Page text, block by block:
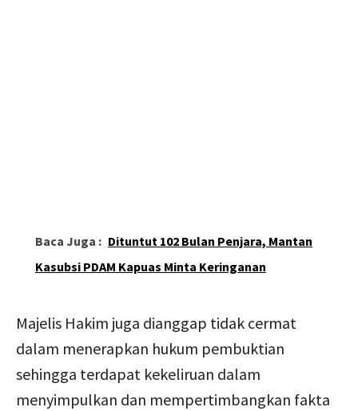
Baca Juga : Dituntut 102 Bulan Penjara, Mantan
Kasubsi PDAM Kapuas Minta Keringanan
Majelis Hakim juga dianggap tidak cermat
dalam menerapkan hukum pembuktian
sehingga terdapat kekeliruan dalam
menyimpulkan dan mempertimbangkan fakta